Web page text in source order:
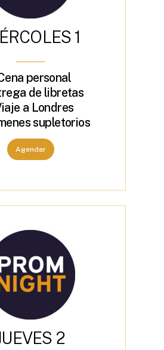
ÉRCOLES 1
personal
de libretas
a Londres
supletorios
Agendar
UEVES 2